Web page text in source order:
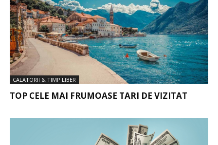
CALATORII & TIMP LIBER
TOP CELE MAI FRUMOASE TARI DE VIZITAT